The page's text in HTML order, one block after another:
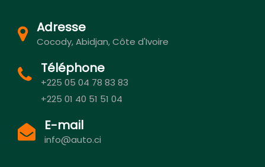
Adresse
Cocody, Abidjan, Côte d'Ivoire
Téléphone
+225 05 04 78 83 83
+225 01 40 51 51 04
E-mail
info@auto.ci